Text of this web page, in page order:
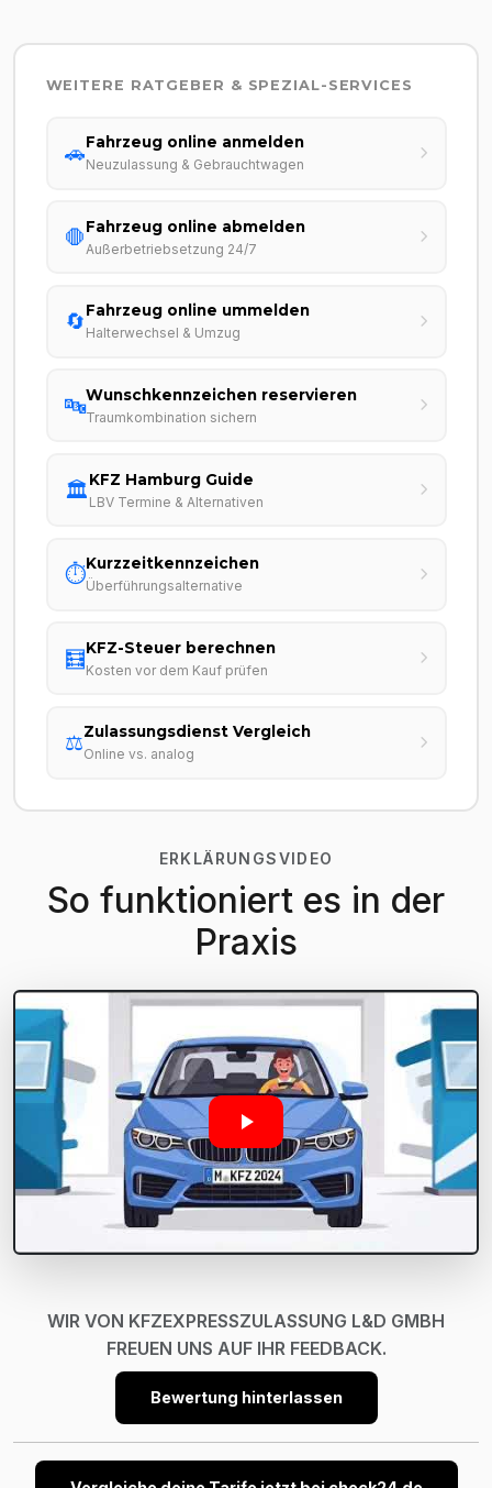
WEITERE RATGEBER & SPEZIAL-SERVICES
🚗Fahrzeug online anmelden
Neuzulassung & Gebrauchtwagen
🛑Fahrzeug online abmelden
Außerbetriebsetzung 24/7
🔄Fahrzeug online ummelden
Halterwechsel & Umzug
🔤Wunschkennzeichen reservieren
Traumkombination sichern
🏛️KFZ Hamburg Guide
LBV Termine & Alternativen
⏱️Kurzzeitkennzeichen
Überführungsalternative
🧮KFZ-Steuer berechnen
Kosten vor dem Kauf prüfen
⚖️Zulassungsdienst Vergleich
Online vs. analog
ERKLÄRUNGSVIDEO
So funktioniert es in der
Praxis
WIR VON KFZEXPRESSZULASSUNG L&D GMBH
FREUEN UNS AUF IHR FEEDBACK.
Bewertung hinterlassen